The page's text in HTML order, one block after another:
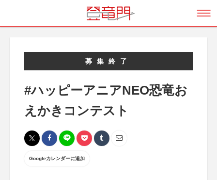
募集終了
#ハッピーアニアNEO恐竜お
えかきコンテスト
Googleカレンダーに追加